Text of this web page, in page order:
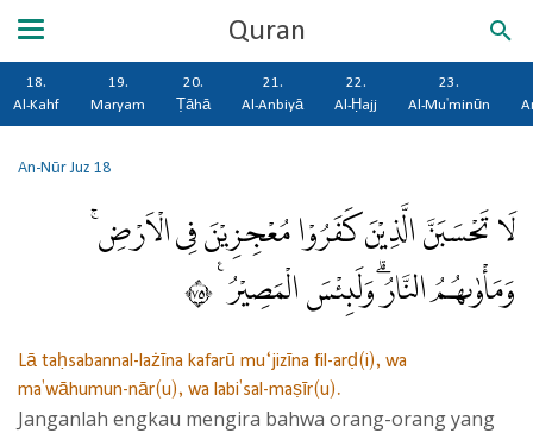
Quran
18.
Al-Kahf
19.
Maryam
20.
Ṭāhā
21.
Al-Anbiyā
22.
Al-Ḥajj
23.
Al-Mu'minūn
An-NūrJuz 18
لَا تَحْسَبَنَّ الَّذِيْنَ كَفَرُوْا مُعْجِزِيْنَ فِى الْاَرْضِۚ
وَمَأْوٰىهُمُ النَّارُۗ وَلَبِئْسَ الْمَصِيْرُ ࣖ ٥٧
Lā taḥsabannal-lażīna kafarū mu‘jizīna fil-arḍ(i), wa
ma'wāhumun-nār(u), wa labi'sal-maṣīr(u).
Janganlah engkau mengira bahwa orang-orang yang